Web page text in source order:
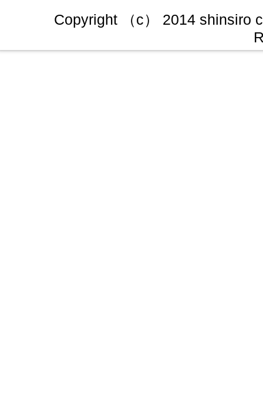
Copyright （c） 2014 shinsiro